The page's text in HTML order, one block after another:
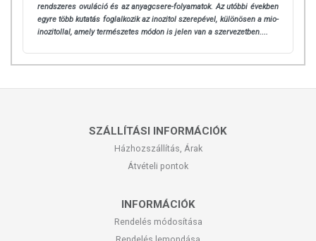
rendszeres ovuláció és az anyagcsere-folyamatok. Az utóbbi években
egyre több kutatás foglalkozik az inozitol szerepével, különösen a mio-
inozitollal, amely természetes módon is jelen van a szervezetben....
SZÁLLÍTÁSI INFORMÁCIÓK
Házhozszállítás, Árak
Átvételi pontok
INFORMÁCIÓK
Rendelés módosítása